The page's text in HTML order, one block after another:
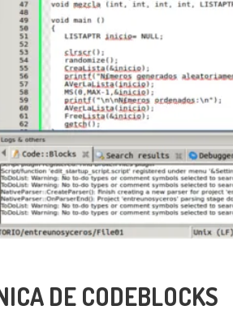
DE CODEBLOCKS